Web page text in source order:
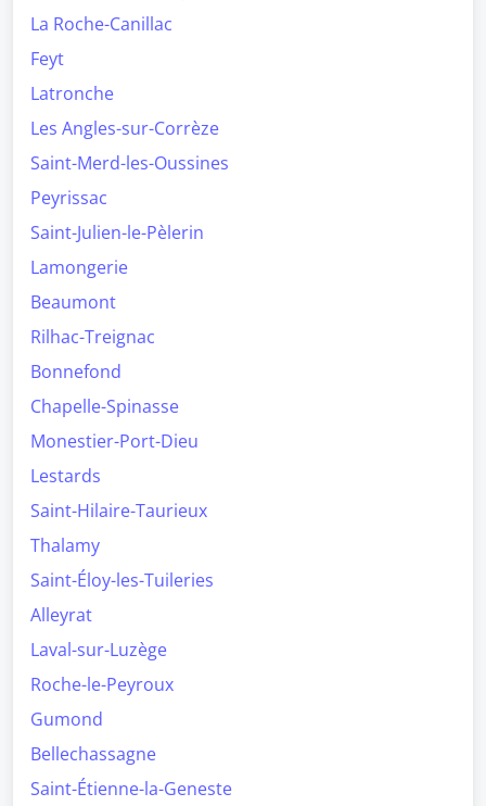
La Roche-Canillac
Feyt
Latronche
Les Angles-sur-Corrèze
Saint-Merd-les-Oussines
Peyrissac
Saint-Julien-le-Pèlerin
Lamongerie
Beaumont
Rilhac-Treignac
Bonnefond
Chapelle-Spinasse
Monestier-Port-Dieu
Lestards
Saint-Hilaire-Taurieux
Thalamy
Saint-Éloy-les-Tuileries
Alleyrat
Laval-sur-Luzège
Roche-le-Peyroux
Gumond
Bellechassagne
Saint-Étienne-la-Geneste